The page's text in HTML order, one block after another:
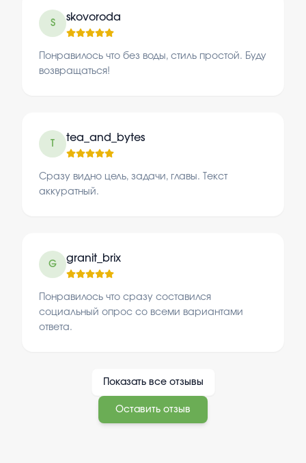
S
skovoroda
Понравилось что без воды, стиль простой. Буду
возвращаться!
tea_and_bytes
Сразу видно цель, задачи, главы. Текст
аккуратный.
G
granit_brix
Понравилось что сразу составился
социальный опрос со всеми вариантами
ответа.
Показать все отзывы
Оставить отзыв